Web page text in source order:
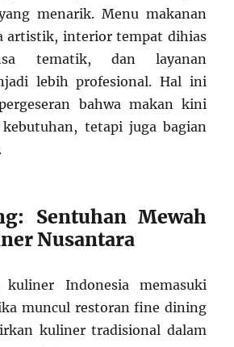
menarik. Menu makanan
artistik, interior tempat dihias
tematik, dan layanan
lebih profesional. Hal ini
bahwa makan kini
tetapi juga bagian
Sentuhan Mewah
Nusantara
kuliner Indonesia memasuki
muncul restoran fine dining
kuliner tradisional dalam